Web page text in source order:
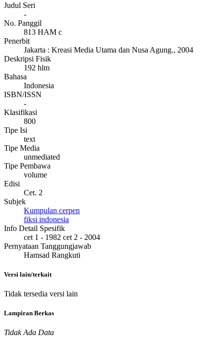
Judul Seri
-
No. Panggil
813 HAM c
Penerbit
Jakarta : Kreasi Media Utama dan Nusa Agung., 2004
Deskripsi Fisik
192 hlm
Bahasa
Indonesia
ISBN/ISSN
-
Klasifikasi
800
Tipe Isi
text
Tipe Media
unmediated
Tipe Pembawa
volume
Edisi
Cet. 2
Subjek
Kumpulan cerpen
fiksi indonesia
Info Detail Spesifik
cet 1 - 1982 cet 2 - 2004
Pernyataan Tanggungjawab
Hamsad Rangkuti
Versi lain/terkait
Tidak tersedia versi lain
Lampiran Berkas
Tidak Ada Data